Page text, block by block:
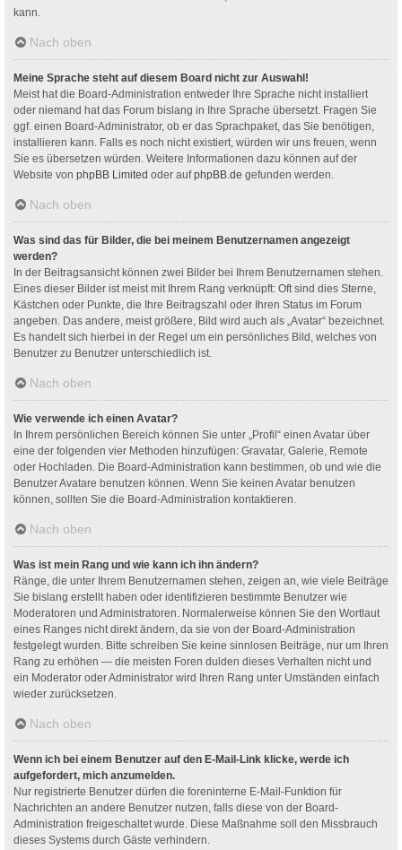
kann.
Nach oben
Meine Sprache steht auf diesem Board nicht zur Auswahl!
Meist hat die Board-Administration entweder Ihre Sprache nicht installiert
oder niemand hat das Forum bislang in Ihre Sprache übersetzt. Fragen Sie
ggf. einen Board-Administrator, ob er das Sprachpaket, das Sie benötigen,
installieren kann. Falls es noch nicht existiert, würden wir uns freuen, wenn
Sie es übersetzen würden. Weitere Informationen dazu können auf der
Website von phpBB Limited oder aufphpBB.de gefunden werden.
Nach oben
Was sind das für Bilder, die bei meinem Benutzernamen angezeigt
werden?
In der Beitragsansicht können zwei Bilder bei Ihrem Benutzernamen stehen.
Eines dieser Bilder ist meist mit Ihrem Rang verknüpft: Oft sind dies Sterne,
Kästchen oder Punkte, die Ihre Beitragszahl oder Ihren Status im Forum
angeben. Das andere, meist größere, Bild wird auch als „Avatar“ bezeichnet.
Es handelt sich hierbei in der Regel um ein persönliches Bild, welches von
Benutzer zu Benutzer unterschiedlich ist.
Nach oben
Wie verwende ich einen Avatar?
In Ihrem persönlichen Bereich können Sie unter „Profil“ einen Avatar über
eine der folgenden vier Methoden hinzufügen: Gravatar, Galerie, Remote
oder Hochladen. Die Board-Administration kann bestimmen, ob und wie die
Benutzer Avatare benutzen können. Wenn Sie keinen Avatar benutzen
können, sollten Sie die Board-Administration kontaktieren.
Nach oben
Was ist mein Rang und wie kann ich ihn ändern?
Ränge, die unter Ihrem Benutzernamen stehen, zeigen an, wie viele Beiträge
Sie bislang erstellt haben oder identifizieren bestimmte Benutzer wie
Moderatoren und Administratoren. Normalerweise können Sie den Wortlaut
eines Ranges nicht direkt ändern, da sie von der Board-Administration
festgelegt wurden. Bitte schreiben Sie keine sinnlosen Beiträge, nur um Ihren
Rang zu erhöhen — die meisten Foren dulden dieses Verhalten nicht und
ein Moderator oder Administrator wird Ihren Rang unter Umständen einfach
wieder zurücksetzen.
Nach oben
Wenn ich bei einem Benutzer auf den E-Mail-Link klicke, werde ich
aufgefordert, mich anzumelden.
Nur registrierte Benutzer dürfen die foreninterne E-Mail-Funktion für
Nachrichten an andere Benutzer nutzen, falls diese von der Board-
Administration freigeschaltet wurde. Diese Maßnahme soll den Missbrauch
dieses Systems durch Gäste verhindern.